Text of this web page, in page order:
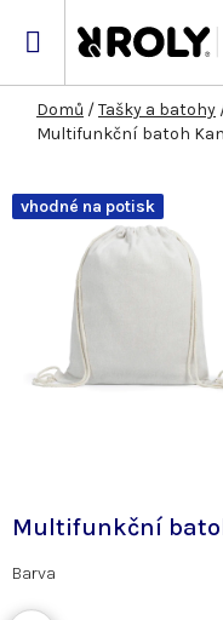
Domů /Tašky a batohy
Multifunkční batoh
Multifunkční
Barva
vhodné na potisk